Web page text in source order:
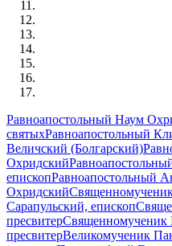
Равноапостольный Наум
святыхРавноапостольный
Величский (Болгарский)
Охридский
епископРавноапостольный
Охридский
Сарапульский, епископ
пресвитерСвященномученик
пресвитерВеликомученик